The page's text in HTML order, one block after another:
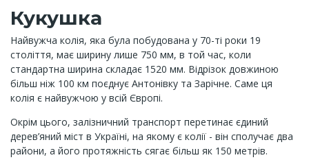
Кукушка
Найвужча колія, яка була побудована у 70-ті роки 19
століття, має ширину лише 750 мм, в той час, коли
стандартна ширина складає 1520 мм. Відрізок довжиною
більш ніж 100 км поєднує Антонівку та Зарічне. Саме ця
колія є найвужчою у всій Європі.
Окрім цього, залізничний транспорт перетинає єдиний
дерев’яний міст в Україні, на якому є колії - він сполучає два
райони, а його протяжність сягає більш як 150 метрів.